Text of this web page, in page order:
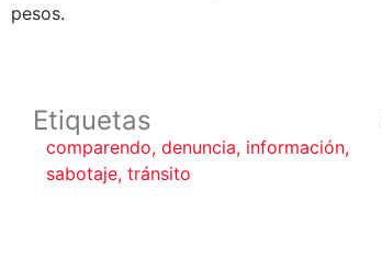
pesos.
Etiquetas
comparendo, denuncia, información,
sabotaje, tránsito